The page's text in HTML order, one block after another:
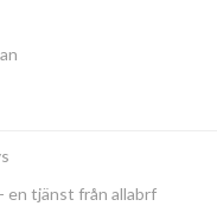
en tjänst från allabrf